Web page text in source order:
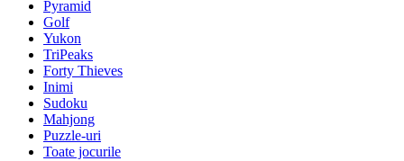
Pyramid
Golf
Yukon
TriPeaks
Forty Thieves
Inimi
Sudoku
Mahjong
Puzzle-uri
Toate jocurile